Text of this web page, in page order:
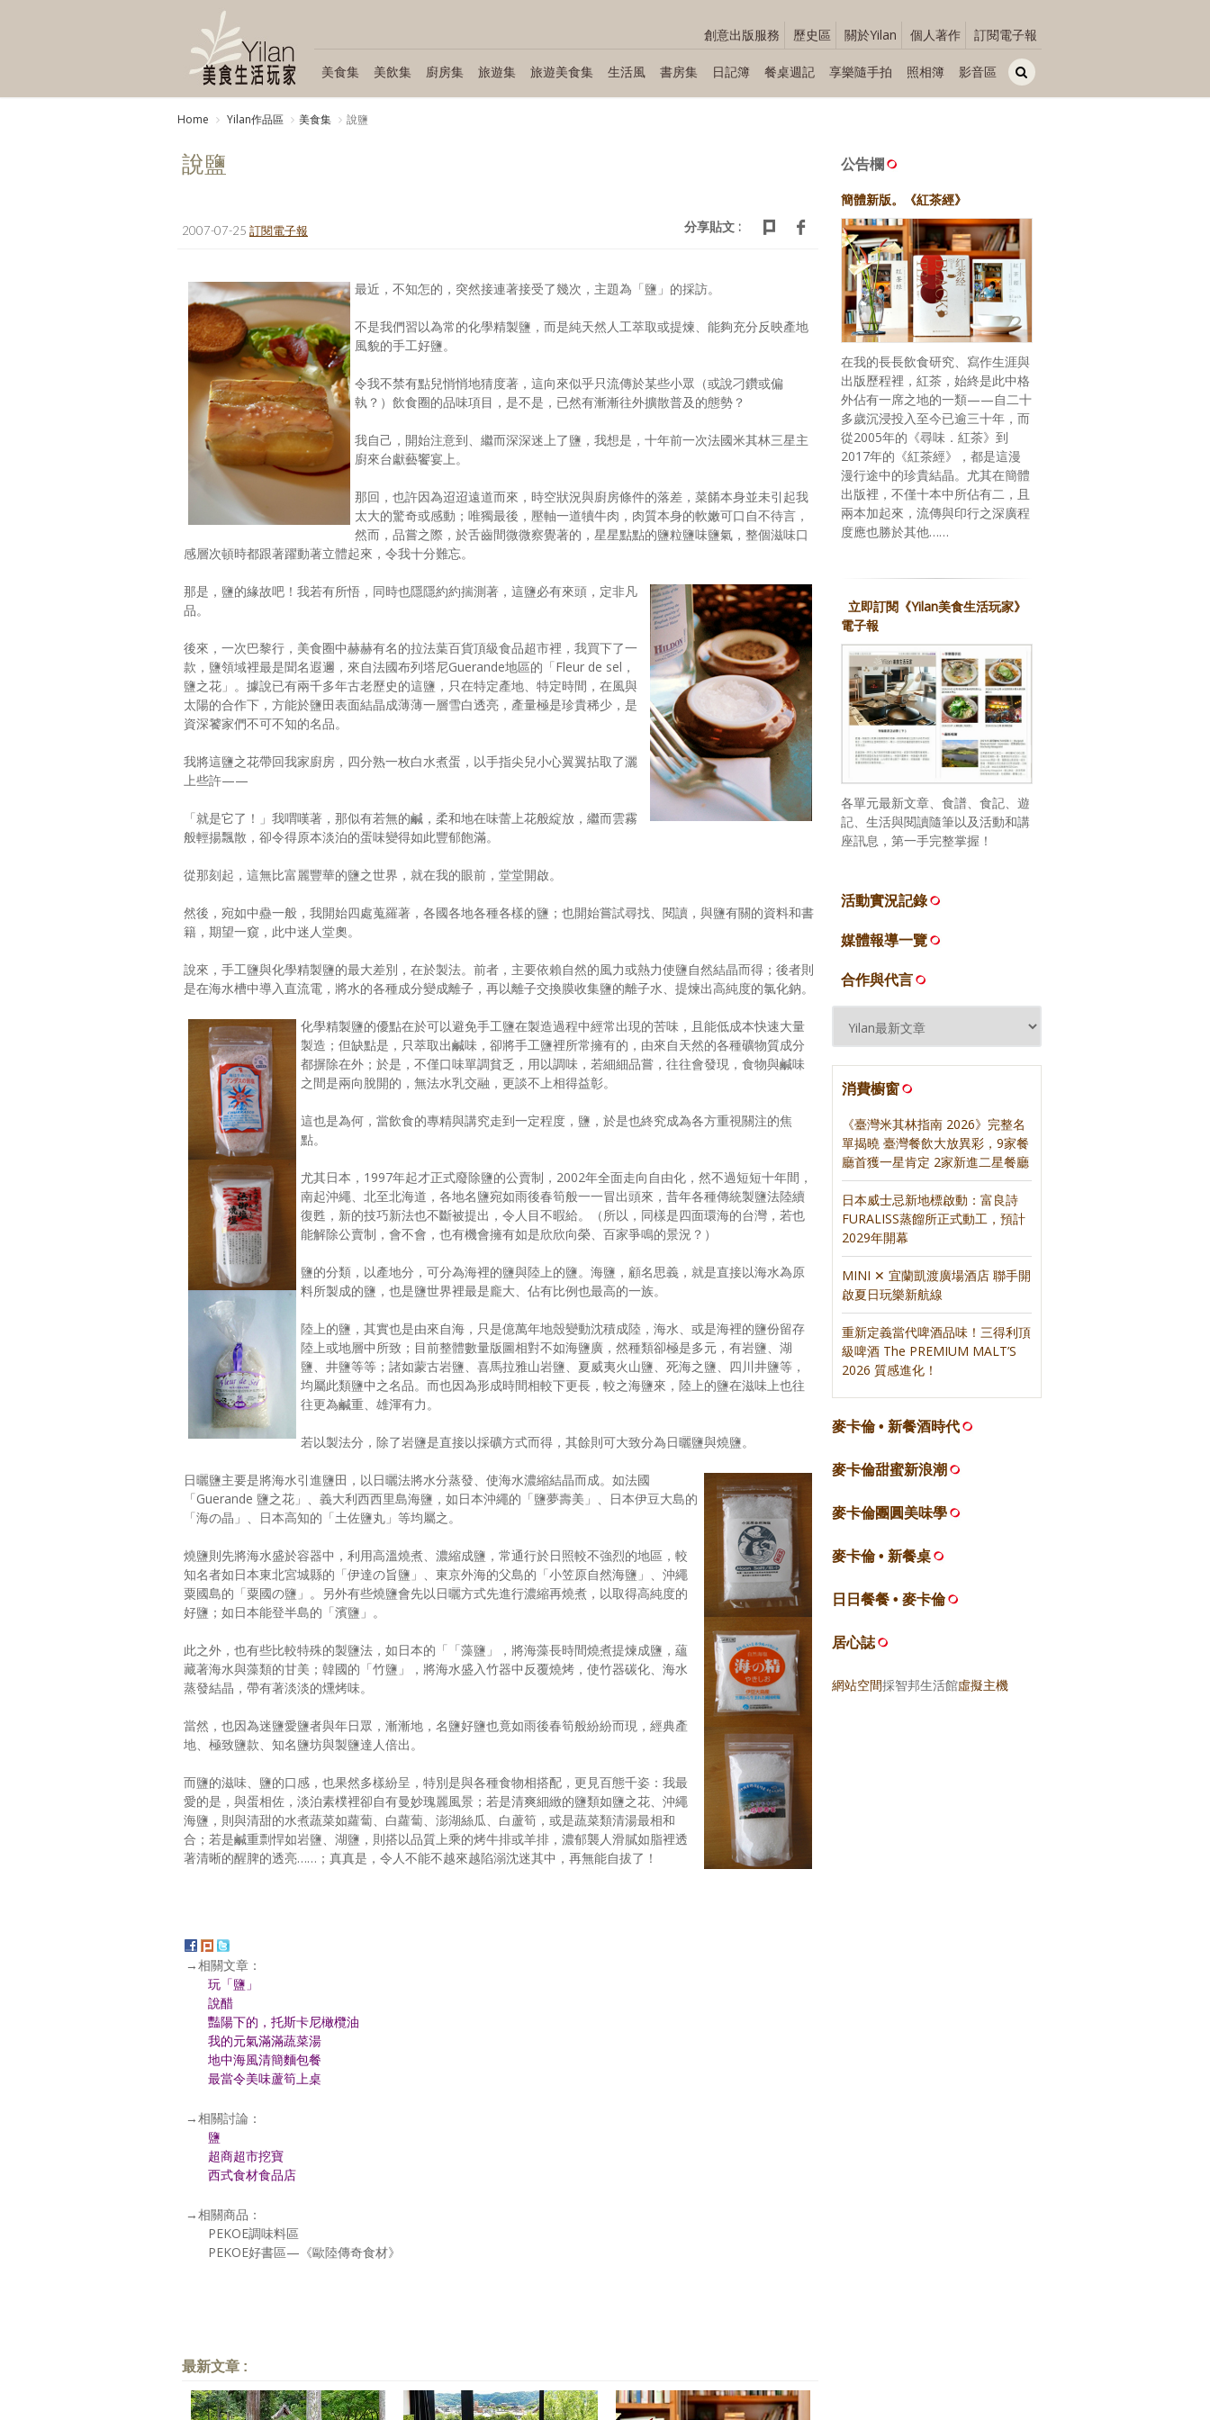
創意出版服務 歷史區 關於Yilan 個人著作 訂閱電子報
美食集 美飲集 廚房集 旅遊集 旅遊美食集 生活風 書房集 日記簿 餐桌週記 享樂隨手拍 照相簿 影音區
Home Yilan作品區 美食集 說鹽
說鹽
2007-07-25 訂閱電子報 分享貼文 :
最近，不知怎的，突然接連著接受了幾次，主題為「鹽」的採訪。
不是我們習以為常的化學精製鹽，而是純天然人工萃取或提煉、能夠充分反映產地
風貌的手工好鹽。
令我不禁有點兒悄悄地猜度著，這向來似乎只流傳於某些小眾（或說刁鑽或偏
執？）飲食圈的品味項目，是不是，已然有漸漸往外擴散普及的態勢？
我自己，開始注意到、繼而深深迷上了鹽，我想是，十年前一次法國米其林三星主
廚來台獻藝饗宴上。
那回，也許因為迢迢遠道而來，時空狀況與廚房條件的落差，菜餚本身並未引起我
太大的驚奇或感動；唯獨最後，壓軸一道犢牛肉，肉質本身的軟嫩可口自不待言，
然而，品嘗之際，於舌齒間微微察覺著的，星星點點的鹽粒鹽味鹽氣，整個滋味口
感層次頓時都跟著躍動著立體起來，令我十分難忘。
那是，鹽的緣故吧！我若有所悟，同時也隱隱約約揣測著，這鹽必有來頭，定非凡
品。
後來，一次巴黎行，美食圈中赫赫有名的拉法葉百貨頂級食品超市裡，我買下了一
款，鹽領域裡最是聞名遐邇，來自法國布列塔尼Guerande地區的「Fleur de sel，
鹽之花」。據說已有兩千多年古老歷史的這鹽，只在特定產地、特定時間，在風與
太陽的合作下，方能於鹽田表面結晶成薄薄一層雪白透亮，產量極是珍貴稀少，是
資深饕家們不可不知的名品。
我將這鹽之花帶回我家廚房，四分熟一枚白水煮蛋，以手指尖兒小心翼翼拈取了灑
上些許——
「就是它了！」我喟嘆著，那似有若無的鹹，柔和地在味蕾上花般綻放，繼而雲霧
般輕揚飄散，卻令得原本淡泊的蛋味變得如此豐郁飽滿。
從那刻起，這無比富麗豐華的鹽之世界，就在我的眼前，堂堂開啟。
然後，宛如中蠱一般，我開始四處蒐羅著，各國各地各種各樣的鹽；也開始嘗試尋找、閱讀，與鹽有關的資料和書
籍，期望一窺，此中迷人堂奧。
說來，手工鹽與化學精製鹽的最大差別，在於製法。前者，主要依賴自然的風力或熱力使鹽自然結晶而得；後者則
是在海水槽中導入直流電，將水的各種成分變成離子，再以離子交換膜收集鹽的離子水、提煉出高純度的氯化鈉。
化學精製鹽的優點在於可以避免手工鹽在製造過程中經常出現的苦味，且能低成本快速大量
製造；但缺點是，只萃取出鹹味，卻將手工鹽裡所常擁有的，由來自天然的各種礦物質成分
都摒除在外；於是，不僅口味單調貧乏，用以調味，若細細品嘗，往往會發現，食物與鹹味
之間是兩向脫開的，無法水乳交融，更談不上相得益彰。
這也是為何，當飲食的專精與講究走到一定程度，鹽，於是也終究成為各方重視關注的焦
點。
尤其日本，1997年起才正式廢除鹽的公賣制，2002年全面走向自由化，然不過短短十年間，
南起沖繩、北至北海道，各地名鹽宛如雨後春筍般一一冒出頭來，昔年各種傳統製鹽法陸續
復甦，新的技巧新法也不斷被提出，令人目不暇給。（所以，同樣是四面環海的台灣，若也
能解除公賣制，會不會，也有機會擁有如是欣欣向榮、百家爭鳴的景況？）
鹽的分類，以產地分，可分為海裡的鹽與陸上的鹽。海鹽，顧名思義，就是直接以海水為原
料所製成的鹽，也是鹽世界裡最是龐大、佔有比例也最高的一族。
陸上的鹽，其實也是由來自海，只是億萬年地殼變動沈積成陸，海水、或是海裡的鹽份留存
陸上或地層中所致；目前整體數量版圖相對不如海鹽廣，然種類卻極是多元，有岩鹽、湖
鹽、井鹽等等；諸如蒙古岩鹽、喜馬拉雅山岩鹽、夏威夷火山鹽、死海之鹽、四川井鹽等，
均屬此類鹽中之名品。而也因為形成時間相較下更長，較之海鹽來，陸上的鹽在滋味上也往
往更為鹹重、雄渾有力。
若以製法分，除了岩鹽是直接以採礦方式而得，其餘則可大致分為日曬鹽與燒鹽。
日曬鹽主要是將海水引進鹽田，以日曬法將水分蒸發、使海水濃縮結晶而成。如法國
「Guerande 鹽之花」、義大利西西里島海鹽，如日本沖繩的「鹽夢壽美」、日本伊豆大島的
「海の晶」、日本高知的「土佐鹽丸」等均屬之。
燒鹽則先將海水盛於容器中，利用高溫燒煮、濃縮成鹽，常通行於日照較不強烈的地區，較
知名者如日本東北宮城縣的「伊達の旨鹽」、東京外海的父島的「小笠原自然海鹽」、沖繩
粟國島的「粟國の鹽」。另外有些燒鹽會先以日曬方式先進行濃縮再燒煮，以取得高純度的
好鹽；如日本能登半島的「濱鹽」。
此之外，也有些比較特殊的製鹽法，如日本的「「藻鹽」，將海藻長時間燒煮提煉成鹽，蘊
藏著海水與藻類的甘美；韓國的「竹鹽」，將海水盛入竹器中反覆燒烤，使竹器碳化、海水
蒸發結晶，帶有著淡淡的燻烤味。
當然，也因為迷鹽愛鹽者與年日眾，漸漸地，名鹽好鹽也竟如雨後春筍般紛紛而現，經典產
地、極致鹽款、知名鹽坊與製鹽達人倍出。
而鹽的滋味、鹽的口感，也果然多樣紛呈，特別是與各種食物相搭配，更見百態千姿：我最
愛的是，與蛋相佐，淡泊素樸裡卻自有曼妙瑰麗風景；若是清爽細緻的鹽類如鹽之花、沖繩
海鹽，則與清甜的水煮蔬菜如蘿蔔、白蘿蔔、澎湖絲瓜、白蘆筍，或是蔬菜類清湯最相和
合；若是鹹重剽悍如岩鹽、湖鹽，則搭以品質上乘的烤牛排或羊排，濃郁襲人滑膩如脂裡透
著清晰的醒脾的透亮……；真真是，令人不能不越來越陷溺沈迷其中，再無能自拔了！
→相關文章：
玩「鹽」
說醋
豔陽下的，托斯卡尼橄欖油
我的元氣滿滿蔬菜湯
地中海風清簡麵包餐
最當令美味蘆筍上桌
→相關討論：
鹽
超商超市挖寶
西式食材食品店
→相關商品：
PEKOE調味料區
PEKOE好書區—《歐陸傳奇食材》
最新文章 :
公告欄
簡體新版。《紅茶經》
在我的長長飲食研究、寫作生涯與
出版歷程裡，紅茶，始終是此中格
外佔有一席之地的一類——自二十
多歲沉浸投入至今已逾三十年，而
從2005年的《尋味．紅茶》到
2017年的《紅茶經》，都是這漫
漫行途中的珍貴結晶。尤其在簡體
出版裡，不僅十本中所佔有二，且
兩本加起來，流傳與印行之深廣程
度應也勝於其他……
立即訂閱《Yilan美食生活玩家》
電子報
各單元最新文章、食譜、食記、遊
記、生活與閱讀隨筆以及活動和講
座訊息，第一手完整掌握！
活動實況記錄
媒體報導一覽
合作與代言
消費櫥窗
《臺灣米其林指南 2026》完整名
單揭曉 臺灣餐飲大放異彩，9家餐
廳首獲一星肯定 2家新進二星餐廳
日本威士忌新地標啟動：富良詩
FURALISS蒸餾所正式動工，預計
2029年開幕
MINI ✕ 宜蘭凱渡廣場酒店 聯手開
啟夏日玩樂新航線
重新定義當代啤酒品味！三得利頂
級啤酒 The PREMIUM MALT’S
2026 質感進化！
麥卡倫 • 新餐酒時代
麥卡倫甜蜜新浪潮
麥卡倫團圓美味學
麥卡倫 • 新餐桌
日日餐餐 • 麥卡倫
居心誌
網站空間採智邦生活館虛擬主機